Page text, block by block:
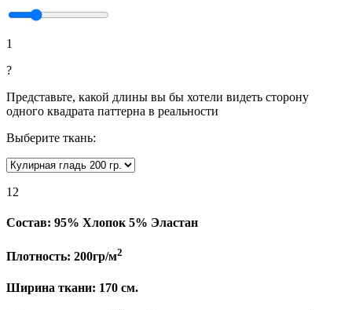
1
?
Представьте, какой длины вы бы хотели видеть сторону
одного квадрата паттерна в реальности
Выберите ткань:
12
Состав: 95% Хлопок 5% Эластан
Плотность: 200гр/м2
Ширина ткани: 170 см.